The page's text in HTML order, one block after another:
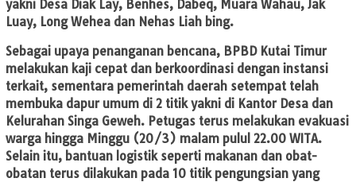
yakni Desa Diak Lay, Benhes, Dabeq, Muara Wahau, Jak
Luay, Long Wehea dan Nehas Liah bing.
Sebagai upaya penanganan bencana, BPBD Kutai Timur
melakukan kaji cepat dan berkoordinasi dengan instansi
terkait, sementara pemerintah daerah setempat telah
membuka dapur umum di 2 titik yakni di Kantor Desa dan
Kelurahan Singa Geweh. Petugas terus melakukan evakuasi
warga hingga Minggu (20/3) malam pulul 22.00 WITA.
Selain itu, bantuan logistik seperti makanan dan obat-
obatan terus dilakukan pada 10 titik pengungsian yang